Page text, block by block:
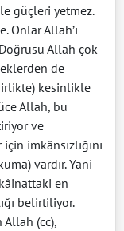
güçleri yetmez.
Onlar Allah’ı
Allah çok
de
kesinlikle
Allah, bu
ve
imkânsızlığını
vardır. Yani
en
belirtiliyor.
(cc),